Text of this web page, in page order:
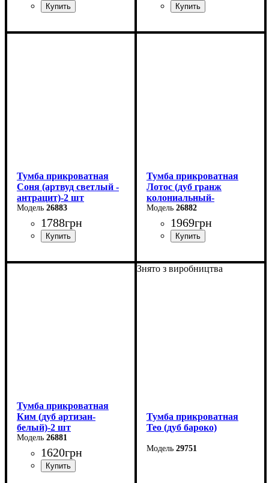
Ширина: 51 см
Ширина: 42 см
Тумба прикроватная
Соня (артвуд светлый -
антрацит)-2 шт
26883
1788грн
Ширина: 40 см
Тумба прикроватная
Лотос (дуб гранж
колониальный-
антрацит)-2 шт
26882
1969грн
Ширина: 40 см
Тумба прикроватная
Ким (дуб артизан-
белый)-2 шт
26881
1620грн
Знято з виробництва
Тумба прикроватная
Тео (дуб бароко)
29751